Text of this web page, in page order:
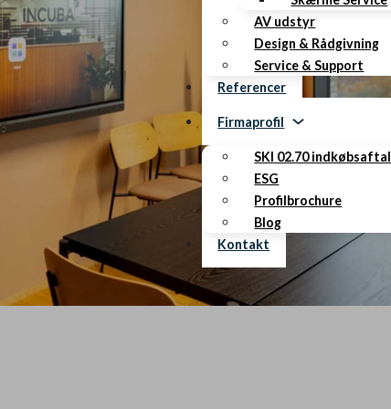
AV udstyr
Design & Rådgivning
Service & Support
Referencer
Firmaprofil
SKI 02.70
ESG
Profilbrochure
Blog
Kontakt